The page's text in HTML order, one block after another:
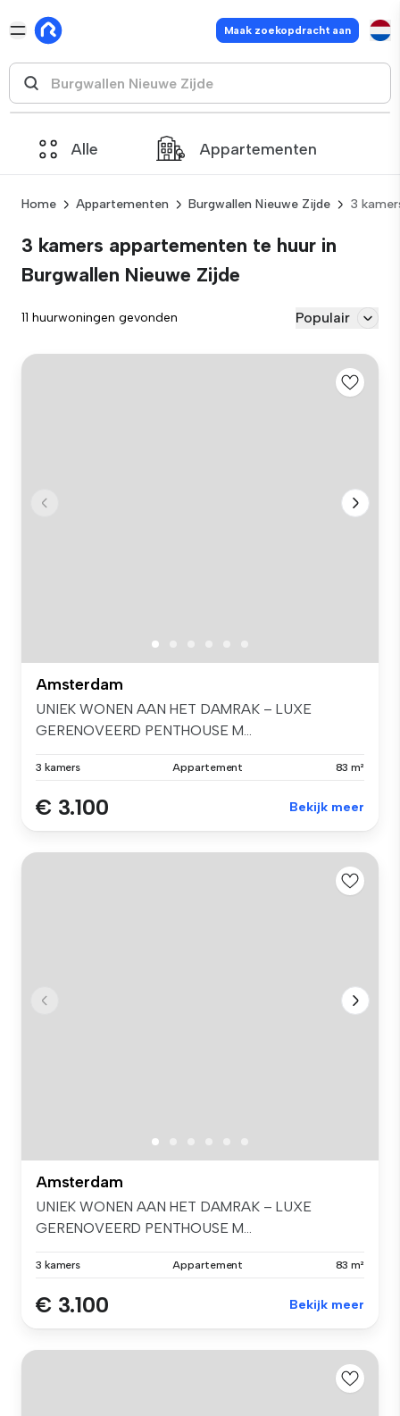
Maak zoekopdracht aan
Alle Appartementen
Home Appartementen Burgwallen Nieuwe Zijde 3
3 kamers appartementen te huur in
Burgwallen Nieuwe Zijde
11 huurwoningen gevonden Populair
Amsterdam
UNIEK WONEN AAN HET DAMRAK – LUXE
GERENOVEERD PENTHOUSE M...
3 kamers Appartement 83 m²
€ 3.100 Bekijk meer
Amsterdam
UNIEK WONEN AAN HET DAMRAK – LUXE
GERENOVEERD PENTHOUSE M...
3 kamers Appartement 83 m²
€ 3.100 Bekijk meer